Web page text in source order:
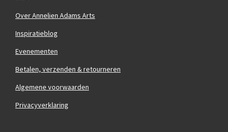
Over Annelien Adams Arts
Inspiratieblog
Evenementen
Betalen, verzenden & retourneren
Algemene voorwaarden
Privacyverklaring